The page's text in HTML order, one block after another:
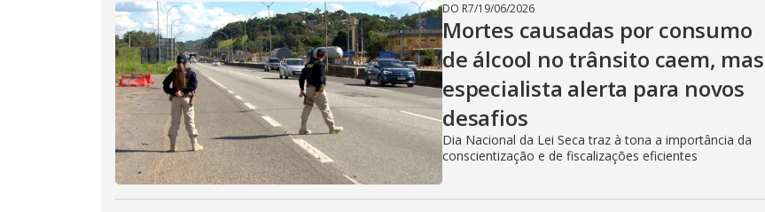
DO R7/19/06/2026
Mortes causadas por consumo
de álcool no trânsito caem, mas
especialista alerta para novos
desafios
Dia Nacional da Lei Seca traz à tona a importância da
conscientização e de fiscalizações eficientes